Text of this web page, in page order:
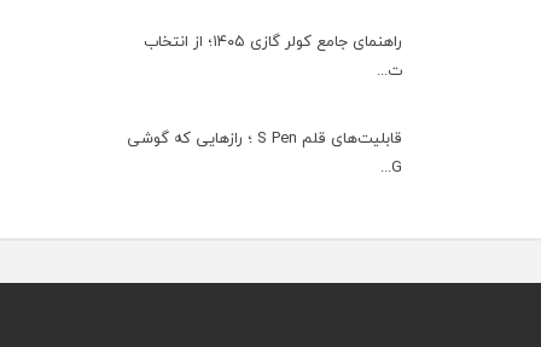
راهنمای جامع کولر گازی ۱۴۰۵؛ از انتخاب
ت...
قابلیت‌های قلم S Pen ؛ رازهایی که گوشی
G...